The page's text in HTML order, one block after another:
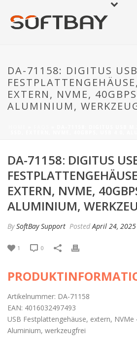
DA-71158: DIGITUS
EXTERN, NVME,
ALUMINIUM,
DA-71158: DIGITUS
EXTERN, NVME,
ALUMINIUM,
BySoftBay Support PostedApril 24, 2025
1 0
Artikelnummer: DA-71158
EAN: 4016032497493
USB Festplattengehäuse, extern, NVMe
Aluminium, werkzeugfrei